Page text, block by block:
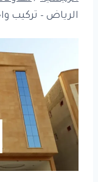
الرياض – تركيب